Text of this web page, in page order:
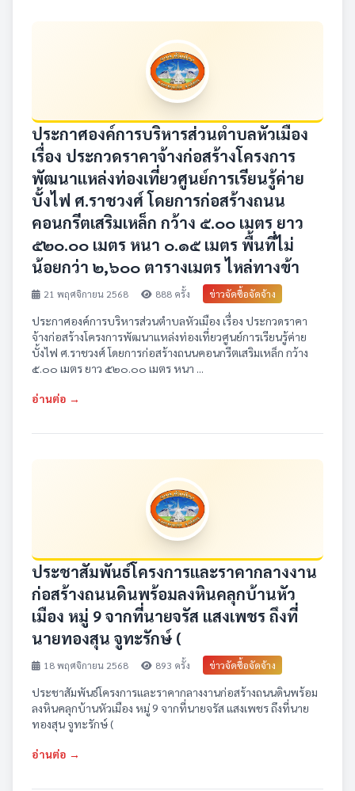
ประกาศองค์การบริหารส่วนตำบลหัวเมือง
เรื่อง ประกวดราคาจ้างก่อสร้างโครงการ
พัฒนาแหล่งท่องเที่ยวศูนย์การเรียนรู้ค่าย
บั้งไฟ ศ.ราชวงศ์ โดยการก่อสร้างถนน
คอนกรีตเสริมเหล็ก กว้าง ๕.๐๐ เมตร ยาว
๕๒๐.๐๐ เมตร หนา ๐.๑๕ เมตร พื้นที่ไม่
น้อยกว่า ๒,๖๐๐ ตารางเมตร ไหล่ทางข้า
21 พฤศจิกายน 2568 888 ครั้ง ข่าวจัดซื้อจัดจ้าง
ประกาศองค์การบริหารส่วนตำบลหัวเมือง เรื่อง ประกวดราคา
จ้างก่อสร้างโครงการพัฒนาแหล่งท่องเที่ยวศูนย์การเรียนรู้ค่าย
บั้งไฟ ศ.ราชวงศ์ โดยการก่อสร้างถนนคอนกรีตเสริมเหล็ก กว้าง
๕.๐๐ เมตร ยาว ๕๒๐.๐๐ เมตร หนา ...
อ่านต่อ →
ประชาสัมพันธ์โครงการและราคากลางงาน
ก่อสร้างถนนดินพร้อมลงหินคลุกบ้านหัว
เมือง หมู่ 9 จากที่นายจรัส แสงเพชร ถึงที่
นายทองสุน จูทะรักษ์ (
18 พฤศจิกายน 2568 893 ครั้ง ข่าวจัดซื้อจัดจ้าง
ประชาสัมพันธ์โครงการและราคากลางงานก่อสร้างถนนดินพร้อม
ลงหินคลุกบ้านหัวเมือง หมู่ 9 จากที่นายจรัส แสงเพชร ถึงที่นาย
ทองสุน จูทะรักษ์ (
อ่านต่อ →